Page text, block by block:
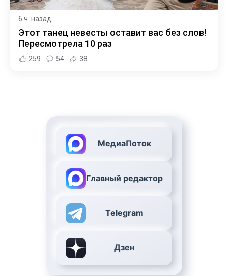
6 ч. назад
Этот танец невесты оставит вас без слов!
Пересмотрела 10 раз
259 54 38
МедиаПоток
Главный редактор
Telegram
Дзен